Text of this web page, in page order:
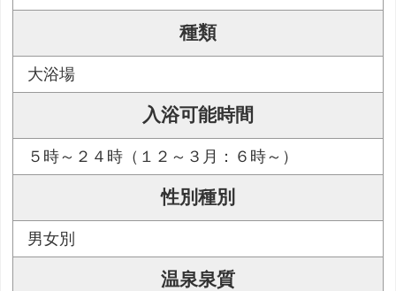
種類
大浴場
入浴可能時間
５時～２４時（１２～３月：６時～）
性別種別
男女別
温泉泉質